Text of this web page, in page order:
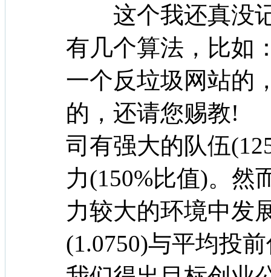
这个我还真没记
有几个算法，比如
一个反垃圾网站的
的，还请您赐教!
司有强大的队伍
力(150%比值)。然
力较大的环境中发
(1.0750)与平均投